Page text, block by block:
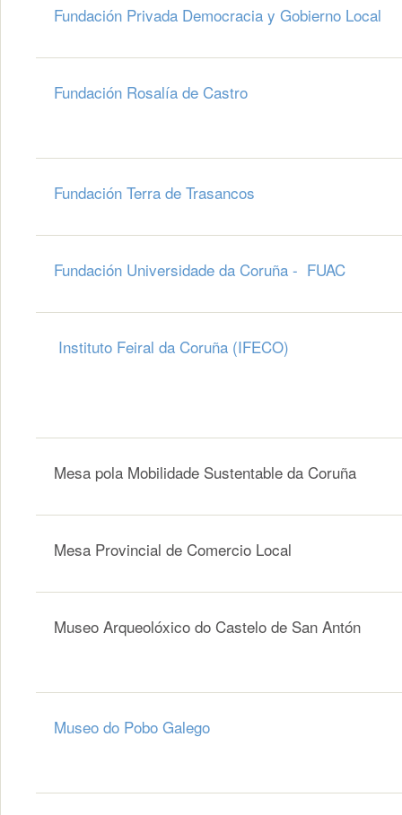
Fundación Privada Democracia y Gobierno Local
Fundación Rosalía de Castro
Fundación Terra de Trasancos
Fundación Universidade da Coruña - FUAC
Instituto Feiral da Coruña (IFECO)
Mesa pola Mobilidade Sustentable da Coruña
Mesa Provincial de Comercio Local
Museo Arqueolóxico do Castelo de San Antón
Museo do Pobo Galego